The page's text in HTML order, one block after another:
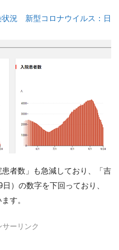
状況 新型コロナウイルス：日
患者数」も急減しており、「吉
）の数字を下回っており、
す。
サーリンク